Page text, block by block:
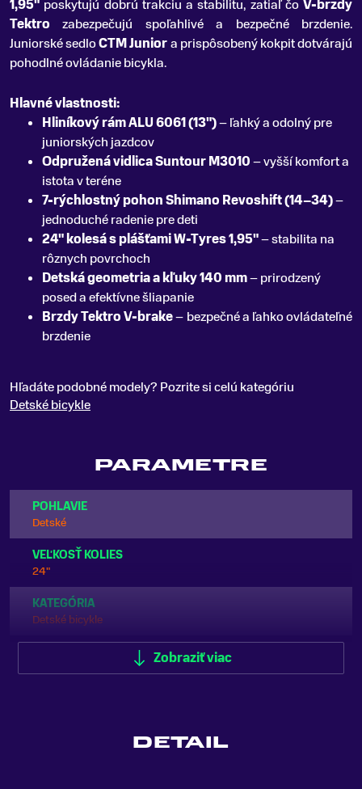
1,95" poskytujú dobrú trakciu a stabilitu, zatiaľ čo V-brzdy
Tektro zabezpečujú spoľahlivé a bezpečné brzdenie.
Juniorské sedloCTM Juniora prispôsobený kokpit dotvárajú
pohodlné ovládanie bicykla.
Hlavné vlastnosti:
Hliníkový rám ALU 6061 (13")– ľahký a odolný pre
juniorských jazdcov
Odpružená vidlica Suntour M3010– vyšší komfort a
istota v teréne
7-rýchlostný pohon Shimano Revoshift (14–34)–
jednoduché radenie pre deti
24" kolesá s plášťami W-Tyres 1,95"– stabilita na
rôznych povrchoch
Detská geometria a kľuky 140 mm– prirodzený
posed a efektívne šliapanie
Brzdy Tektro V-brake– bezpečné a ľahko ovládateľné
brzdenie
Hľadáte podobné modely? Pozrite si celú kategóriu
Detské bicykle
PARAMETRE
POHLAVIE
Detské
VEĽKOSŤ KOLIES
24"
KATEGÓRIA
Detské bicykle
Predné odpruženie (Hardtail)
Zobraziť viac
DETAIL